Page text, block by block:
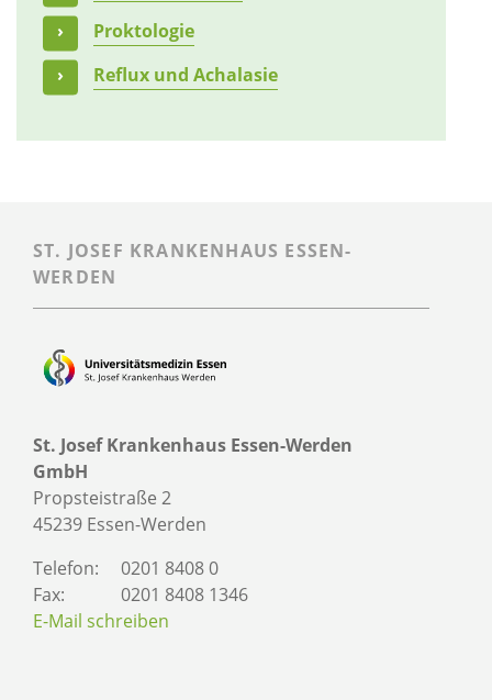
Proktologie
Reflux und Achalasie
ST. JOSEF KRANKENHAUS ESSEN-
WERDEN
St. Josef Krankenhaus Essen-Werden
GmbH
Propsteistraße 2
45239 Essen-Werden
Telefon:
0201 8408 0
Fax:
0201 8408 1346
E-Mail schreiben